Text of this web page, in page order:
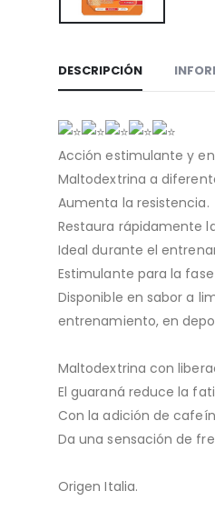
DESCRIPCIÓN
Acción estimulante y
Maltodextrina a
Aumenta la resistencia.
Restaura rápidamente
Ideal durante el
Estimulante para la
Disponible en sabor a
entrenamiento, en
Maltodextrina con
El guaraná reduce la
Con la adición de
Da una sensación de
Origen Italia.